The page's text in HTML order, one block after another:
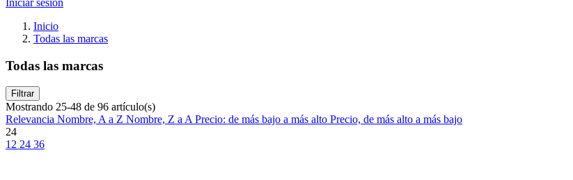
Iniciar sesión
Inicio
Todas las marcas
Todas las marcas
Filtrar
Mostrando 25-48 de 96 artículo(s)
Relevancia Nombre, A a Z Nombre, Z a APrecio: de más bajo a más alto Precio, de más alto a más bajo
24
12 24 36